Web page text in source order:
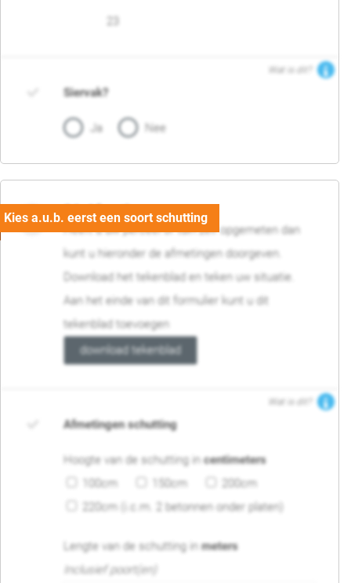
Wat is dit?
Siervak?
Ja Nee
04. Afmetingen
Heeft u uw perceel of tuin zelf opgemeten dan
kunt u hieronder de afmetingen doorgeven.
Download het tekenblad en teken uw situatie.
Aan het einde van dit formulier kunt u dit
tekenblad toevoegen
download tekenblad
Wat is dit?
Afmetingen schutting
Hoogte van de schutting incentimeters
100cm
150cm
200cm
220cm (i.c.m. 2 betonnen onder platen)
Lengte van de schutting inmeters
Inclusief poort(en)